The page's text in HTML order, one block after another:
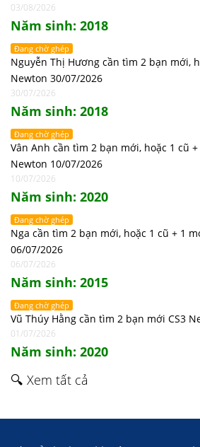
03/08/2026
Năm sinh: 2018
Đang chờ ghép
Nguyễn Thị Hương cần tìm 2 bạn mới,
Newton 30/07/2026
30/07/2026
Năm sinh: 2018
Đang chờ ghép
Vân Anh cần tìm 2 bạn mới, hoặc 1 cũ +
Newton 10/07/2026
10/07/2026
Năm sinh: 2020
Đang chờ ghép
Nga cần tìm 2 bạn mới, hoặc 1 cũ + 1
06/07/2026
06/07/2026
Năm sinh: 2015
Đang chờ ghép
Vũ Thúy Hằng cần tìm 2 bạn mới CS3
01/07/2026
Năm sinh: 2020
🔍 Xem tất cả